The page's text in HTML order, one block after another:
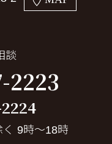
談
2223
9時～18時